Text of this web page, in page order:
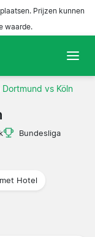
Prijzen kunnen
waarde.
Dortmund vs Köln
Bundesliga
Hotel